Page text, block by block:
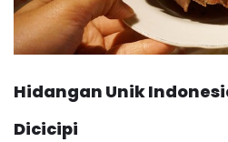
Hidangan Unik
Dicicipi